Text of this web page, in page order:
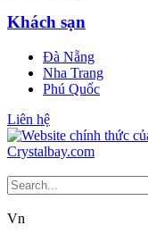
Khách sạn
Đà Nẵng
Nha Trang
Phú Quốc
Liên hệ
Vn